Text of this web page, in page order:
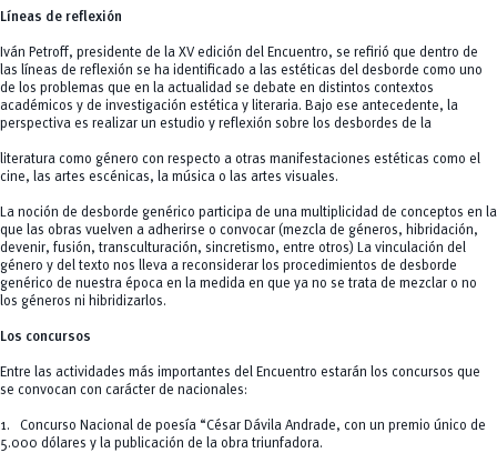
Líneas de reflexión
Iván Petroff, presidente de la XV edición del Encuentro, se refirió que dentro de
las líneas de reflexión se ha identificado a las estéticas del desborde como uno
de los problemas que en la actualidad se debate en distintos contextos
académicos y de investigación estética y literaria. Bajo ese antecedente, la
perspectiva es realizar un estudio y reflexión sobre los desbordes de la
literatura como género con respecto a otras manifestaciones estéticas como el
cine, las artes escénicas, la música o las artes visuales.
La noción de desborde genérico participa de una multiplicidad de conceptos en la
que las obras vuelven a adherirse o convocar (mezcla de géneros, hibridación,
devenir, fusión, transculturación, sincretismo, entre otros) La vinculación del
género y del texto nos lleva a reconsiderar los procedimientos de desborde
genérico de nuestra época en la medida en que ya no se trata de mezclar o no
los géneros ni hibridizarlos.
Los concursos
Entre las actividades más importantes del Encuentro estarán los concursos que
se convocan con carácter de nacionales:
1. Concurso Nacional de poesía “César Dávila Andrade, con un premio único de
5.000 dólares y la publicación de la obra triunfadora.